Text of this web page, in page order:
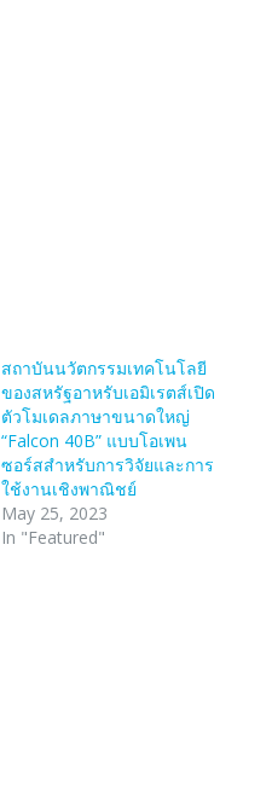
สถาบันนวัตกรรมเทคโนโลยี
ของสหรัฐอาหรับเอมิเรตส์เปิด
ตัวโมเดลภาษาขนาดใหญ่
“Falcon 40B” แบบโอเพน
ซอร์สสำหรับการวิจัยและการ
ใช้งานเชิงพาณิชย์
May 25, 2023
In "Featured"